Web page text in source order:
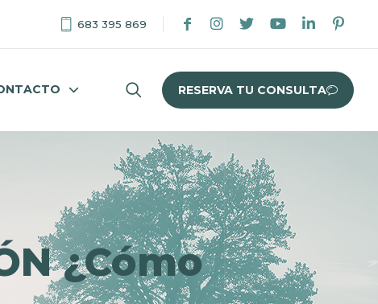
683 395 869
RESERVA TU CONSULTA
¿Cómo